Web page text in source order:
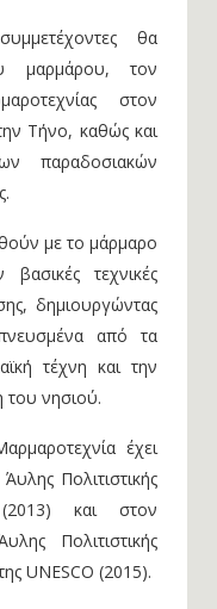
θα
μαρμάρου, τον
στον
Τήνο, καθώς και
παραδοσιακών
με το μάρμαρο
τεχνικές
δημιουργώντας
από τα
τέχνη και την
του νησιού.
έχει
Πολιτιστικής
και στον
Πολιτιστικής
UNESCO (2015).